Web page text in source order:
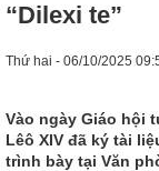
“Dilexi te”
Thứ hai - 06/10/2025
Vào ngày Giáo hội
Lêô XIV đã ký tài
trình bày tại Văn